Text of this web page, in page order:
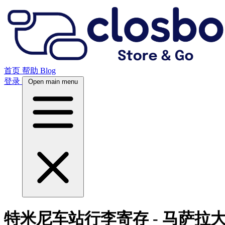
首页 帮助 Blog
登录
Open main menu
特米尼车站行李寄存 - 马萨拉